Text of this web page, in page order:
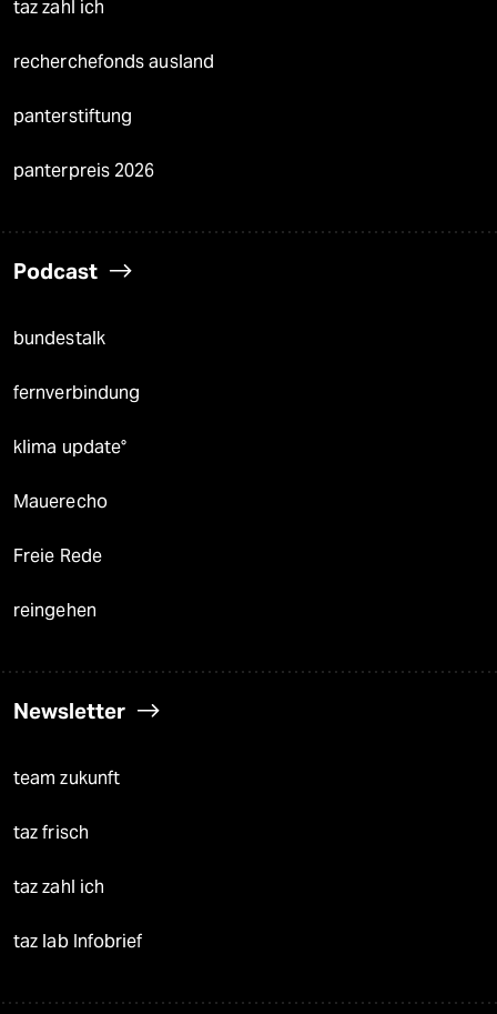
taz zahl ich
recherchefonds ausland
panterstiftung
panterpreis 2026
Podcast
bundestalk
fernverbindung
klima update°
Mauerecho
Freie Rede
reingehen
Newsletter
team zukunft
taz frisch
taz zahl ich
taz lab Infobrief